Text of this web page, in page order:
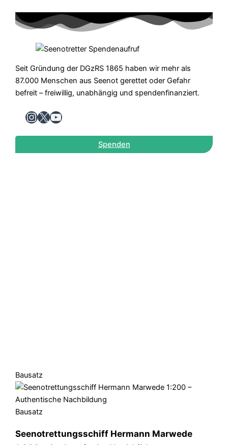
Seit Gründung der DGzRS 1865 haben wir mehr als
87.000 Menschen aus Seenot gerettet oder Gefahr
befreit – freiwillig, unabhängig und spendenfinanziert.
Instagram
X YouTube
Spenden
Bausatz
Bausatz
Seenotrettungsschiff Hermann Marwede